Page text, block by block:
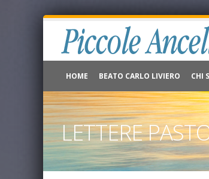
HOME BEATO CARLO LIVIERO CHI
LETTERE